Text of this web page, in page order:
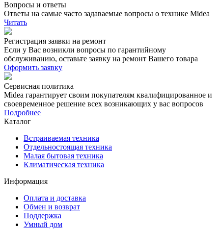
Вопросы и ответы
Ответы на самые часто задаваемые вопросы о технике Midea
Читать
Регистрация заявки на ремонт
Если у Вас возникли вопросы по гарантийному
обслуживанию, оставьте заявку на ремонт Вашего товара
Оформить заявку
Сервисная политика
Midea гарантирует своим покупателям квалифицированное и
своевременное решение всех возникающих у вас вопросов
Подробнее
Каталог
Встраиваемая техника
Отдельностоящая техника
Малая бытовая техника
Климатическая техника
Информация
Оплата и доставка
Обмен и возврат
Поддержка
Умный дом